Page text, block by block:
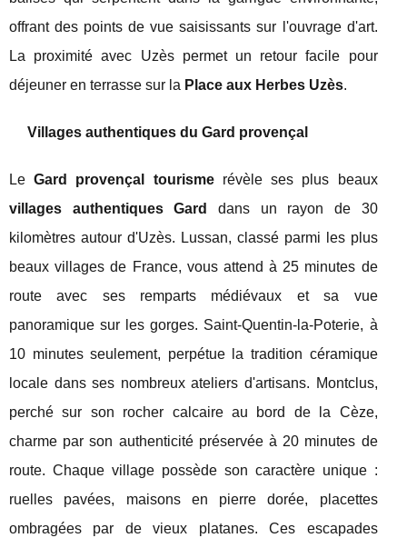
offrant des points de vue saisissants sur l'ouvrage d'art.
La proximité avec Uzès permet un retour facile pour
déjeuner en terrasse sur la Place aux Herbes Uzès.
Villages authentiques du Gard provençal
LeGard provençal tourismerévèle ses plus beaux
villages authentiques Gard
dans un rayon de 30
kilomètres autour d'Uzès. Lussan, classé parmi les plus
beaux villages de France, vous attend à 25 minutes de
route avec ses remparts médiévaux et sa vue
panoramique sur les gorges. Saint-Quentin-la-Poterie, à
10 minutes seulement, perpétue la tradition céramique
locale dans ses nombreux ateliers d'artisans. Montclus,
perché sur son rocher calcaire au bord de la Cèze,
charme par son authenticité préservée à 20 minutes de
route. Chaque village possède son caractère unique :
ruelles pavées, maisons en pierre dorée, placettes
ombragées par de vieux platanes. Ces escapades